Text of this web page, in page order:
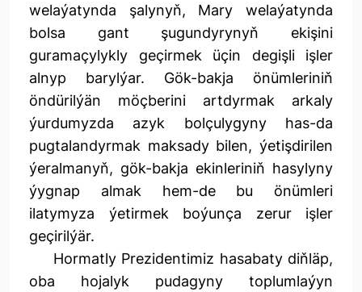
welaýatynda şalynyň, Mary welaýatynda
bolsa gant şugundyrynyň ekişini
guramaçylykly geçirmek üçin degişli işler
alnyp barylýar. Gök-bakja önümleriniň
öndürilýän möçberini artdyrmak arkaly
ýurdumyzda azyk bolçulygyny has-da
pugtalandyrmak maksady bilen, ýetişdirilen
ýeralmanyň, gök-bakja ekinleriniň hasylyny
ýygnap almak hem-de bu önümleri
ilatymyza ýetirmek boýunça zerur işler
geçirilýär.
Hormatly Prezidentimiz hasabaty diňläp,
oba hojalyk pudagyny toplumlaýyn